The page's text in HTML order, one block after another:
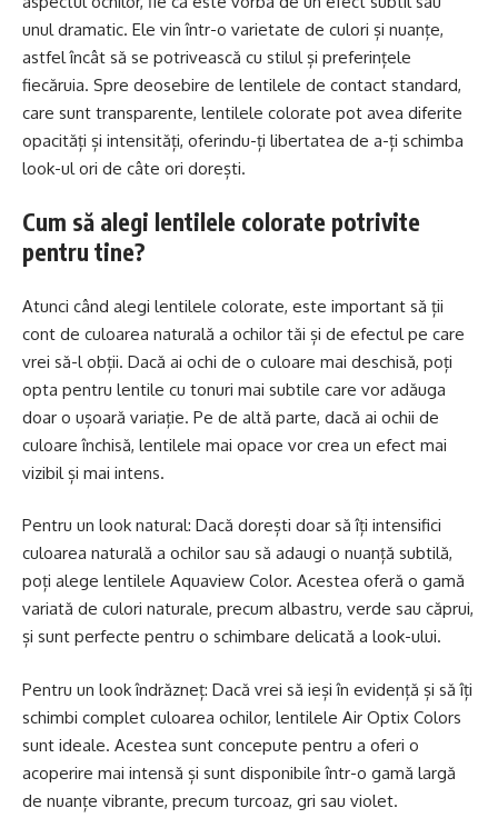
unul dramatic. Ele vin într-o varietate de culori și nuanțe,
astfel încât să se potrivească cu stilul și preferințele
fiecăruia. Spre deosebire de lentilele de contact standard,
care sunt transparente, lentilele colorate pot avea diferite
opacități și intensități, oferindu-ți libertatea de a-ți schimba
look-ul ori de câte ori dorești.
Cum să alegi lentilele colorate potrivite
pentru tine?
Atunci când alegi lentilele colorate, este important să ții
cont de culoarea naturală a ochilor tăi și de efectul pe care
vrei să-l obții. Dacă ai ochi de o culoare mai deschisă, poți
opta pentru lentile cu tonuri mai subtile care vor adăuga
doar o ușoară variație. Pe de altă parte, dacă ai ochii de
culoare închisă, lentilele mai opace vor crea un efect mai
vizibil și mai intens.
Pentru un look natural: Dacă dorești doar să îți intensifici
culoarea naturală a ochilor sau să adaugi o nuanță subtilă,
poți alege lentilele Aquaview Color. Acestea oferă o gamă
variată de culori naturale, precum albastru, verde sau căprui,
și sunt perfecte pentru o schimbare delicată a look-ului.
Pentru un look îndrăzneț: Dacă vrei să ieși în evidență și să îți
schimbi complet culoarea ochilor, lentilele Air Optix Colors
sunt ideale. Acestea sunt concepute pentru a oferi o
acoperire mai intensă și sunt disponibile într-o gamă largă
de nuanțe vibrante, precum turcoaz, gri sau violet.